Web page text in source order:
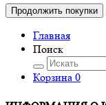
Продолжить покупки
Главная
Поиск
Корзина 0